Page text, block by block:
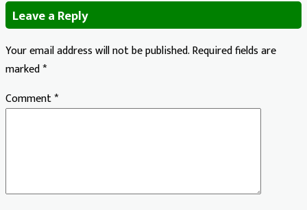
Leave a Reply
Your email address will not be published.Required fields are
marked*
Comment*